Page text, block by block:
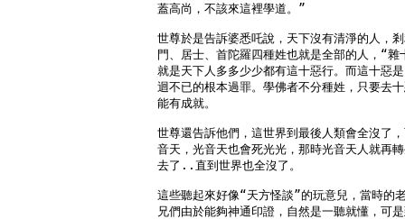
蓋高尚，不該來這裡學道。”
世尊於是告訴婆悉吒說，天下沒有清淨的人，
門、居士、首陀羅四種姓也就是全部的人，“雜
就是天下人多多少少都有這十惡行。而這十惡
迴不已的根本過罪。學佛者不分種姓，只要去
能有成就。
世尊還告訴他們，這世界到最後人類會全沒了
音天，光音天也會死光光，那時光音天人就再
去了..直到世界也全沒了。
這些聽起來好像“天方怪談”的玩意兒，當時的
兄們由於能夠神通印證，自然是一聽就懂，可